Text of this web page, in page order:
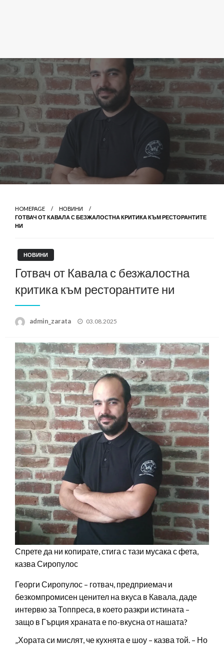
HOMEPAGE
НОВИНИ
ГОТВАЧ ОТ КАВАЛА С БЕЗЖАЛОСТНА КРИТИКА КЪМ РЕСТОРАНТИТЕ
НИ
НОВИНИ
Готвач от Кавала с безжалостна
критика към ресторантите ни
admin_zarata
Posted
03.08.2025
Спрете да ни копирате, стига с тази мусака с фета,
казва Сиропулос
Георги Сиропулос – готвач, предприемач и
безкомпромисен ценител на вкуса в Кавала, даде
интервю за Топпреса, в което разкри истината –
защо в Гърция храната е по-вкусна от нашата?
„Хората си мислят, че кухнята е шоу – казва той. – Но